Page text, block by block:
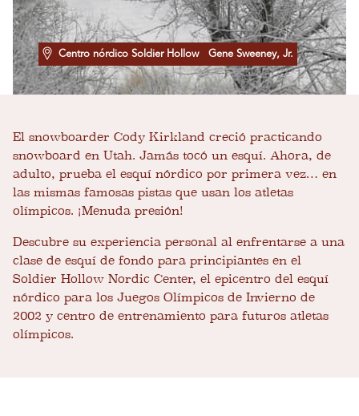
Centro nórdico Soldier Hollow Gene Sweeney, Jr.
El snowboarder Cody Kirkland creció practicando
snowboard en Utah. Jamás tocó un esquí. Ahora, de
adulto, prueba el esquí nórdico por primera vez… en
las mismas famosas pistas que usan los atletas
olímpicos. ¡Menuda presión!
Descubre su experiencia personal al enfrentarse a una
clase de esquí de fondo para principiantes en el
Soldier Hollow Nordic Center, el epicentro del esquí
nórdico para los Juegos Olímpicos de Invierno de
2002 y centro de entrenamiento para futuros atletas
olímpicos.